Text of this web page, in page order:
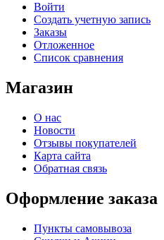
Войти
Создать учетную запись
Заказы
Отложенное
Список сравнения
Магазин
О нас
Новости
Отзывы покупателей
Карта сайта
Обратная связь
Оформление заказа
Пункты самовывоза